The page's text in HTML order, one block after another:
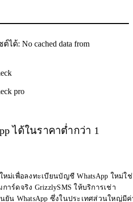
ด้: No cached data from
pro
ได้ในราคาต่ำกว่า 1
ม่เพื่อลงทะเบียนบัญชี WhatsApp ใหม่ใช่
าร์ดจริง GrizzlySMS ให้บริการเช่า
ยัน WhatsApp ซึ่งในประเทศส่วนใหญ่มีค่